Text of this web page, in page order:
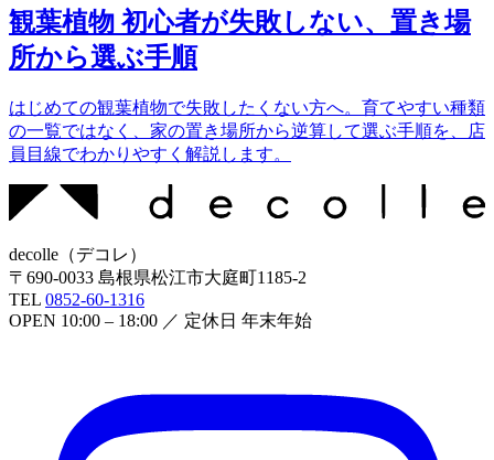
観葉植物 初心者が失敗しない、置き場
所から選ぶ手順
はじめての観葉植物で失敗したくない方へ。育てやすい種類
の一覧ではなく、家の置き場所から逆算して選ぶ手順を、店
員目線でわかりやすく解説します。
decolle （デコレ ）
〒 690-0033 島根県松江市大庭町1185-2
TEL 0852-60-1316
OPEN 10:00 – 18:00 ／ 定休日 年末年始